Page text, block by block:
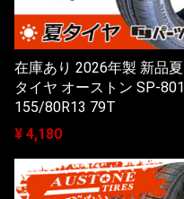
在庫あり 2026年製 新品夏
タイヤ オーストン SP-801
155/80R13 79T
¥ 4,180